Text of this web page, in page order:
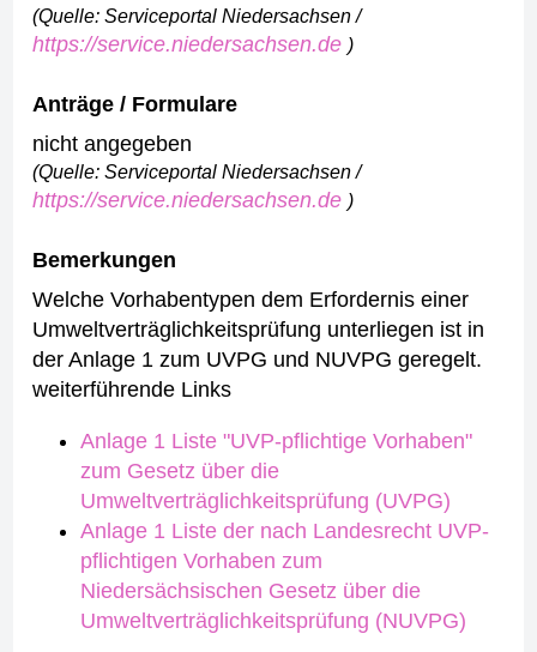
(Quelle: Serviceportal Niedersachsen /
https://service.niedersachsen.de )
Anträge / Formulare
nicht angegeben
(Quelle: Serviceportal Niedersachsen /
https://service.niedersachsen.de )
Bemerkungen
Welche Vorhabentypen dem Erfordernis einer
Umweltverträglichkeitsprüfung unterliegen ist in
der Anlage 1 zum UVPG und NUVPG geregelt.
weiterführende Links
Anlage 1 Liste "UVP-pflichtige Vorhaben"
zum Gesetz über die
Umweltverträglichkeitsprüfung (UVPG)
Anlage 1 Liste der nach Landesrecht UVP-
pflichtigen Vorhaben zum
Niedersächsischen Gesetz über die
Umweltverträglichkeitsprüfung (NUVPG)